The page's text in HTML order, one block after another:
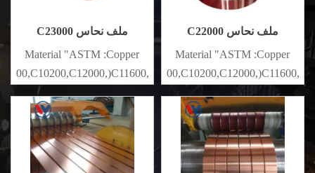
ملف نحاس C23000
Material "ASTM :Copper
{#$$^}
ملف نحاس C22000
Material "ASTM :Copper
(C10200,C11000,C10100,C10200,C12000,)C11600,
{#$$^}